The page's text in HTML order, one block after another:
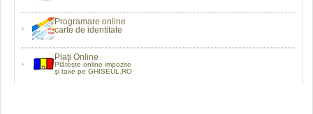
Programare online
carte de identitate
Plaţi Online
Plătește online impozite
şi taxe pe GHISEUL.RO